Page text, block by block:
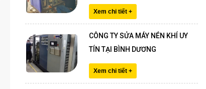
Xem chi tiết +
CÔNG TY SỬA MÁY NÉN KHÍ UY
TÍN TẠI BÌNH DƯƠNG
Xem chi tiết +